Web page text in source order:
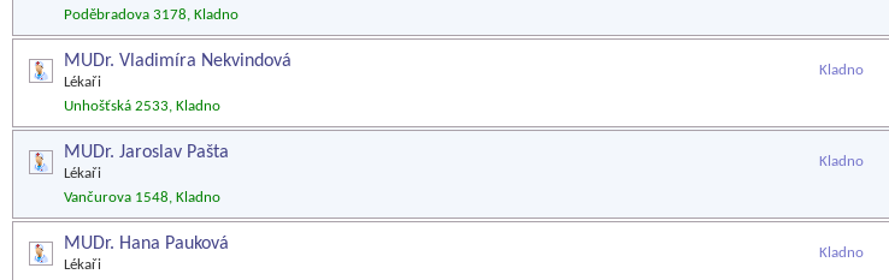
Poděbradova 3178, Kladno
MUDr. Vladimíra Nekvindová
Lékaři
Kladno
Unhošťská 2533, Kladno
MUDr. Jaroslav Pašta
Lékaři
Kladno
Vančurova 1548, Kladno
MUDr. Hana Pauková
Lékaři
Kladno